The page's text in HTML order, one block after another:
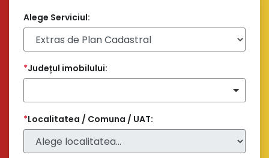
Alege Serviciul:
*Județul imobilului:
*Localitatea / Comuna / UAT: